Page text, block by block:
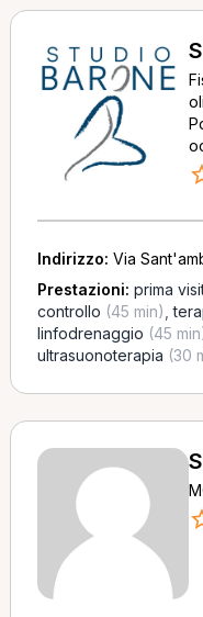
Indirizzo: Via
Prestazioni: prima
controllo (45 min) ,
linfodrenaggio (45
ultrasuonoterapia (30